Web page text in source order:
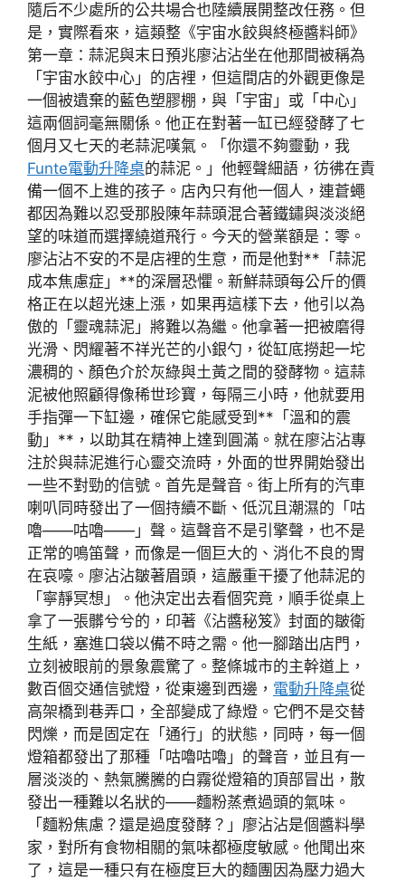
隨后不少處所的公共場合也陸續展開整改任務。但
是，實際看來，這類整《宇宙水餃與終極醬料師》
第一章：蒜泥與末日預兆廖沾沾坐在他那間被稱為
「宇宙水餃中心」的店裡，但這間店的外觀更像是
一個被遺棄的藍色塑膠棚，與「宇宙」或「中心」
這兩個詞毫無關係。他正在對著一缸已經發酵了七
個月又七天的老蒜泥嘆氣。「你還不夠靈動，我
Funte電動升降桌的蒜泥。」他輕聲細語，彷彿在責
備一個不上進的孩子。店內只有他一個人，連蒼蠅
都因為難以忍受那股陳年蒜頭混合著鐵鏽與淡淡絕
望的味道而選擇繞道飛行。今天的營業額是：零。
廖沾沾不安的不是店裡的生意，而是他對**「蒜泥
成本焦慮症」**的深層恐懼。新鮮蒜頭每公斤的價
格正在以超光速上漲，如果再這樣下去，他引以為
傲的「靈魂蒜泥」將難以為繼。他拿著一把被磨得
光滑、閃耀著不祥光芒的小銀勺，從缸底撈起一坨
濃稠的、顏色介於灰綠與土黃之間的發酵物。這蒜
泥被他照顧得像稀世珍寶，每隔三小時，他就要用
手指彈一下缸邊，確保它能感受到**「溫和的震
動」**，以助其在精神上達到圓滿。就在廖沾沾專
注於與蒜泥進行心靈交流時，外面的世界開始發出
一些不對勁的信號。首先是聲音。街上所有的汽車
喇叭同時發出了一個持續不斷、低沉且潮濕的「咕
嚕——咕嚕——」聲。這聲音不是引擎聲，也不是
正常的鳴笛聲，而像是一個巨大的、消化不良的胃
在哀嚎。廖沾沾皺著眉頭，這嚴重干擾了他蒜泥的
「寧靜冥想」。他決定出去看個究竟，順手從桌上
拿了一張髒兮兮的，印著《沾醬秘笈》封面的皺衛
生紙，塞進口袋以備不時之需。他一腳踏出店門，
立刻被眼前的景象震驚了。整條城市的主幹道上，
數百個交通信號燈，從東邊到西邊， 電動升降桌從
高架橋到巷弄口，全部變成了綠燈。它們不是交替
閃爍，而是固定在「通行」的狀態，同時，每一個
燈箱都發出了那種「咕嚕咕嚕」的聲音，並且有一
層淡淡的、熱氣騰騰的白霧從燈箱的頂部冒出，散
發出一種難以名狀的——麵粉蒸煮過頭的氣味。
「麵粉焦慮？還是過度發酵？」廖沾沾是個醬料學
家，對所有食物相關的氣味都極度敏感。他聞出來
了，這是一種只有在極度巨大的麵團因為壓力過大